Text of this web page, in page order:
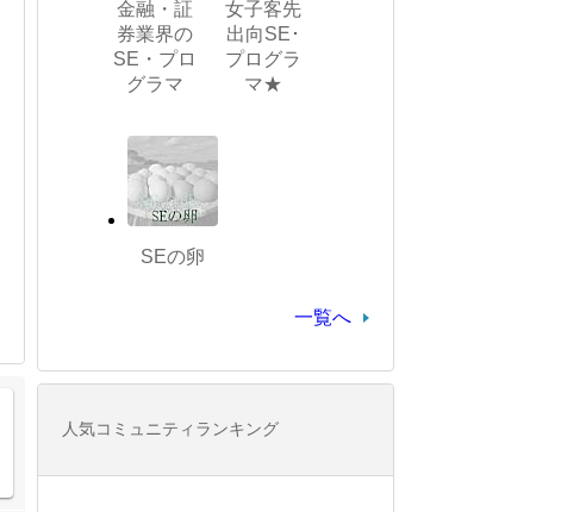
金融・証
券業界の
SE・プロ
グラマ
女子客先
出向SE･
プログラ
マ★
SEの卵
一覧へ
人気コミュニティランキング